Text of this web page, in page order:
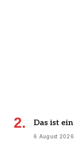
Das ist
6 August 2026